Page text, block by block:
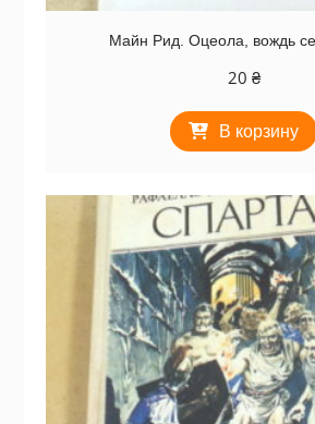
Майн Рид. Оцеола, вождь
20 ₴
В корзину